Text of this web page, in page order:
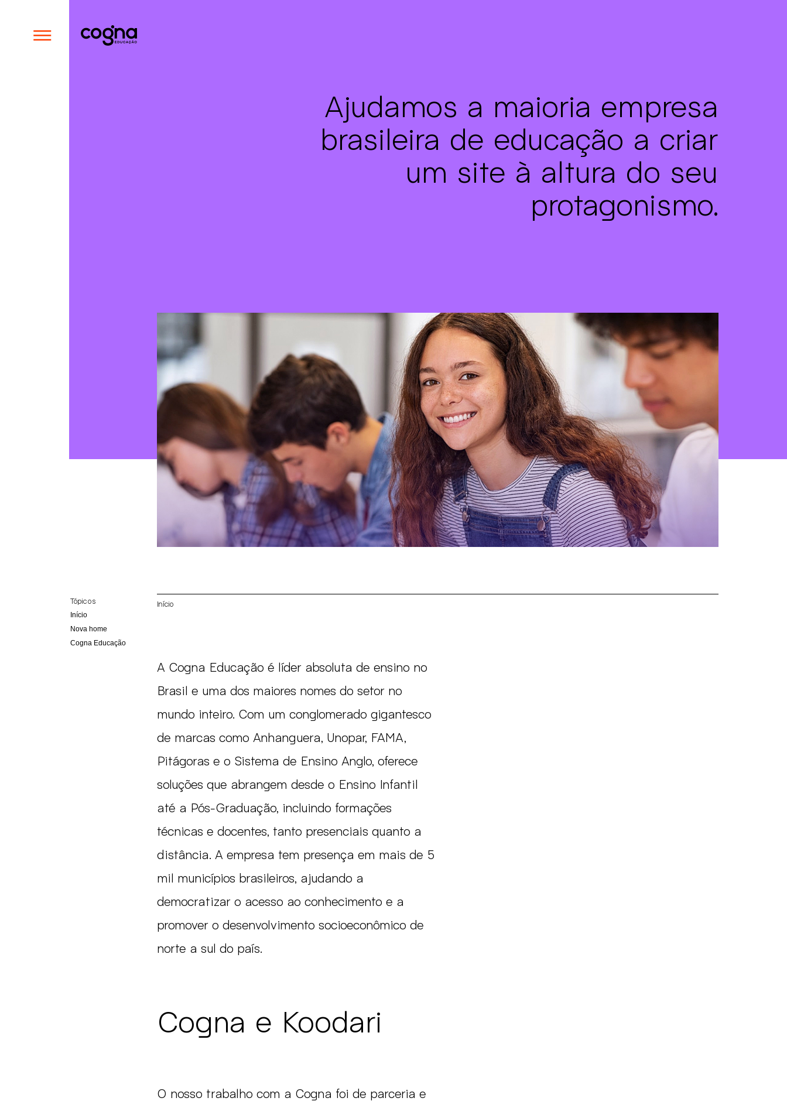
Ajudamos a maioria empresa
brasileira de educação a criar
um site à altura do seu
protagonismo.
Tópicos
Início
Nova home
Cogna Educação
Início
A Cogna Educação é líder absoluta de ensino no
Brasil e uma dos maiores nomes do setor no
mundo inteiro. Com um conglomerado gigantesco
de marcas como Anhanguera, Unopar, FAMA,
Pitágoras e o Sistema de Ensino Anglo, oferece
soluções que abrangem desde o Ensino Infantil
até a Pós-Graduação, incluindo formações
técnicas e docentes, tanto presenciais quanto a
distância. A empresa tem presença em mais de 5
mil municípios brasileiros, ajudando a
democratizar o acesso ao conhecimento e a
promover o desenvolvimento socioeconômico de
norte a sul do país.
Cogna e Koodari
O nosso trabalho com a Cogna foi de parceria e